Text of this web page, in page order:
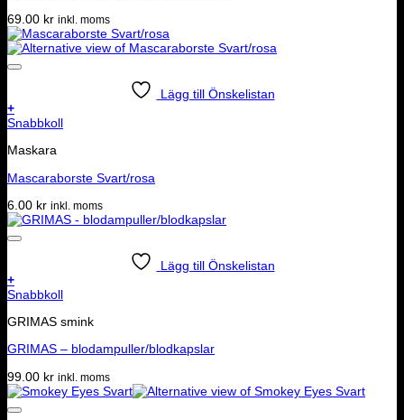
69.00 kr inkl. moms
Lägg till Önskelistan
+
Snabbkoll
Maskara
Mascaraborste Svart/rosa
6.00 kr inkl. moms
Lägg till Önskelistan
+
Snabbkoll
GRIMAS smink
GRIMAS – blodampuller/blodkapslar
99.00 kr inkl. moms